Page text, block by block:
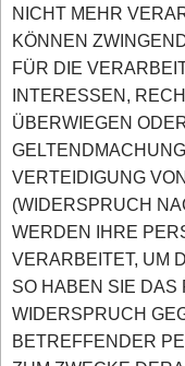
NICHT MEHR
KÖNNEN
FÜR DIE
INTERESSEN,
ÜBERWIEGEN
VERTEIDIGUNG
(WIDERSPRUCH
WERDEN IHRE
VERARBEITET, UM
SO HABEN SIE
WIDERSPRUCH
BETREFFENDER